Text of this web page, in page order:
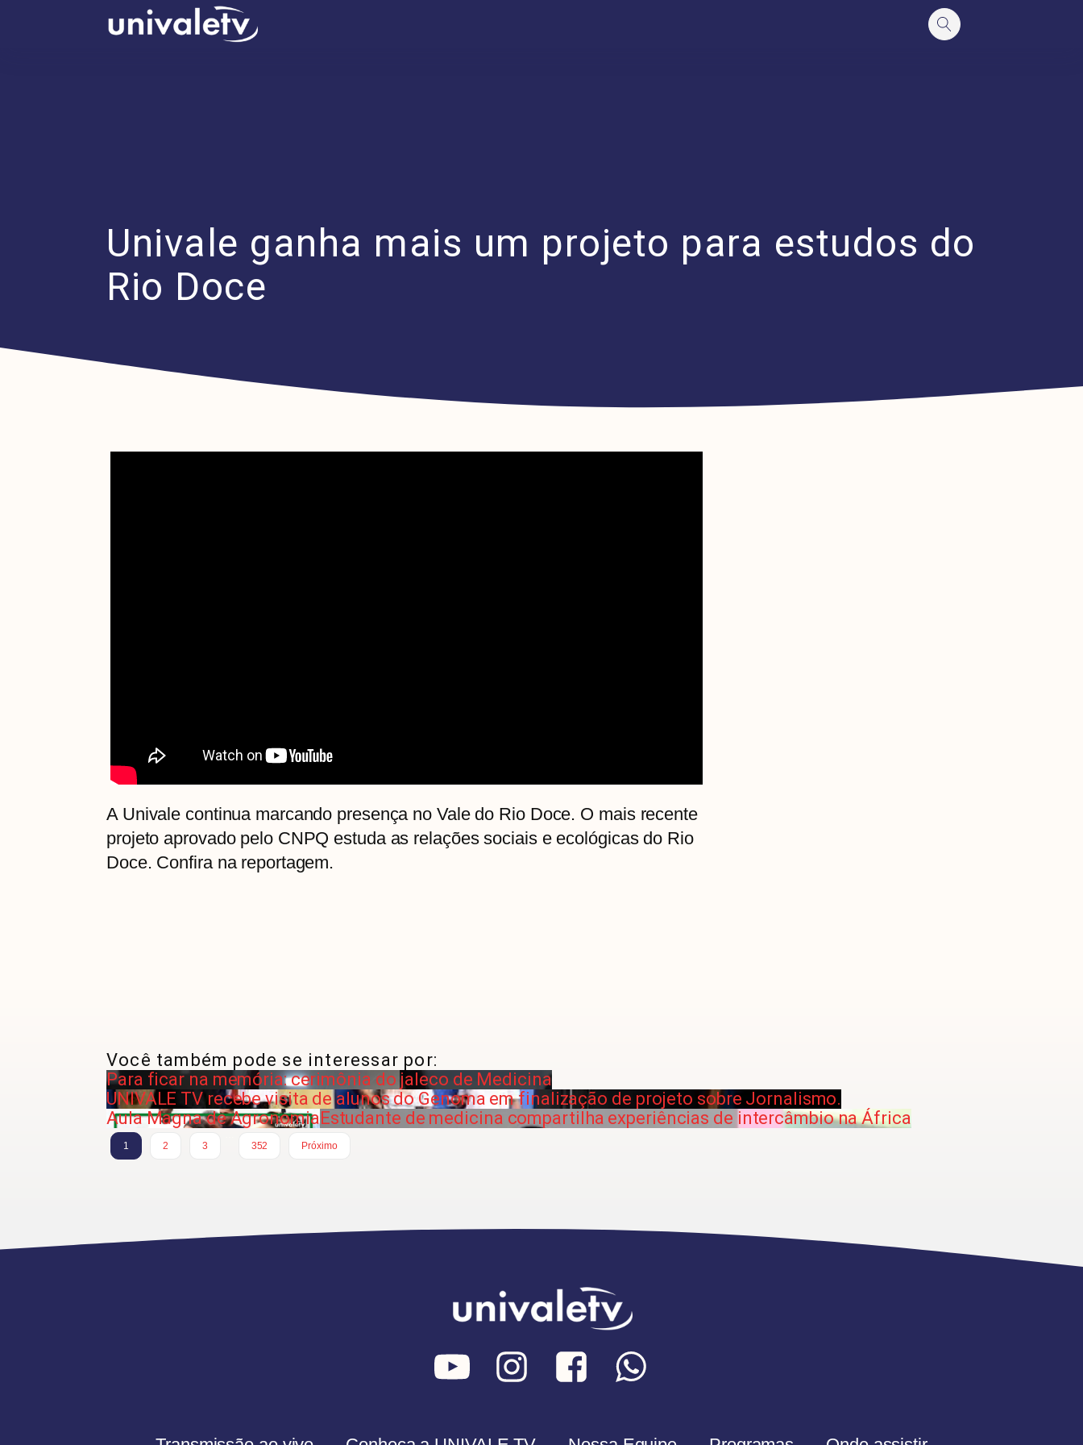
Univale ganha mais um projeto para estudos do
Rio Doce
A Univale continua marcando presença no Vale do Rio Doce. O mais recente
projeto aprovado pelo CNPQ estuda as relações sociais e ecológicas do Rio
Doce. Confira na reportagem.
Você também pode se interessar por:
Para ficar na memória: cerimônia do jaleco de Medicina
UNIVALE TV recebe visita de alunos do Genoma em finalização de projeto sobre Jornalismo.
Aula Magna de AgronomiaEstudante de medicina compartilha experiências de intercâmbio na África
1 2 3
352
Próximo